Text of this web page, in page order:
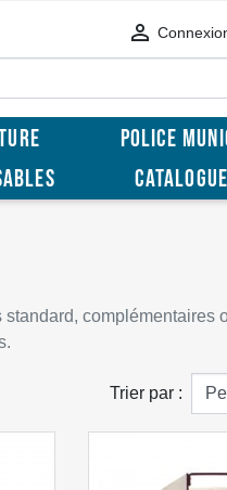

POLICE
standard, complémentaires
Trier par :